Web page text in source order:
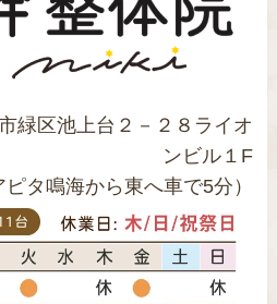
緑区池上台２－２８ライオ
ンビル１F
ピタ鳴海から東へ車で5分）